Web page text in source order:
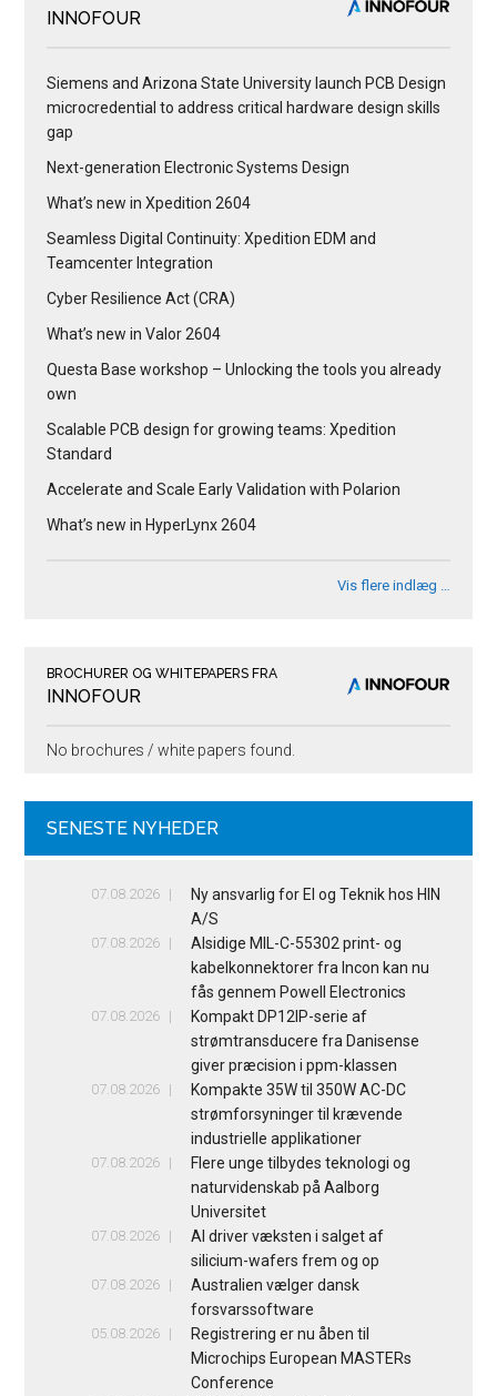
INNOFOUR
Siemens and Arizona State University launch PCB Design
microcredential to address critical hardware design skills
gap
Next-generation Electronic Systems Design
What’s new in Xpedition 2604
Seamless Digital Continuity: Xpedition EDM and
Teamcenter Integration
Cyber Resilience Act (CRA)
What’s new in Valor 2604
Questa Base workshop – Unlocking the tools you already
own
Scalable PCB design for growing teams: Xpedition
Standard
Accelerate and Scale Early Validation with Polarion
What’s new in HyperLynx 2604
Vis flere indlæg …
BROCHURER OG WHITEPAPERS FRA
INNOFOUR
No brochures / white papers found.
SENESTE NYHEDER
07.08.2026
Ny ansvarlig for El og Teknik hos HIN
A/S
07.08.2026
Alsidige MIL-C-55302 print- og
kabelkonnektorer fra Incon kan nu
fås gennem Powell Electronics
07.08.2026
Kompakt DP12IP-serie af
strømtransducere fra Danisense
giver præcision i ppm-klassen
07.08.2026
Kompakte 35W til 350W AC-DC
strømforsyninger til krævende
industrielle applikationer
07.08.2026
Flere unge tilbydes teknologi og
naturvidenskab på Aalborg
Universitet
07.08.2026
AI driver væksten i salget af
silicium-wafers frem og op
07.08.2026
Australien vælger dansk
forsvarssoftware
05.08.2026
Registrering er nu åben til
Microchips European MASTERs
Conference